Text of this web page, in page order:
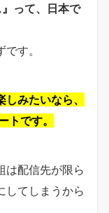
って、日本で
す。
みたいなら、
トです。
は配信先が限ら
してしまうから